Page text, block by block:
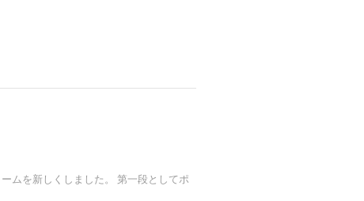
ムを新しくしました。 第一段としてポ